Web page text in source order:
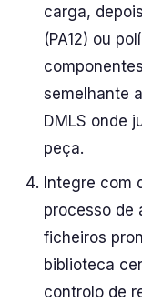
carga,
(PA12) ou
semelhante
DMLS onde
peça.
Integre com
processo de
ficheiros
biblioteca
controlo de